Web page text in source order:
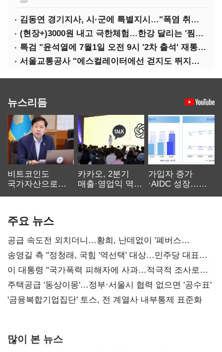
김동연 경기지사, 시·군에 특별지시…"폭염 취약계층 안전대책 강화"
(현장+)3000원 내고 극한체험…한강 달리는 '찜통버스'
특검 "윤석열에 7월1일 오전 9시 '2차 출석' 재통보"
서울교통공사 "에스컬레이터에선 걷지도 뛰지도 말아주세요"
뉴스리듬
비트코인도
국가자산으로…'
카카오, 2분기
매출·영업익 역대
가입자 증가
·AIDC 성장…
주요 뉴스
공급 속도전 외치더니…황희, 난데없이 '폐버스
리모델링' 제안
송영길 측 "정청래, 국힘 '역선택' 대상…민주당 대표로
총선 지휘 못해"
이 대통령 "국가폭력 피해자에 사과…적극적 조사로
진실 밝혀야"
주택공급 '동상이몽'…정부·서울시 협력 없으면 '공수표'
'금융복합기업집단' 토스, 전 계열사 내부통제 표준화
많이 본 뉴스